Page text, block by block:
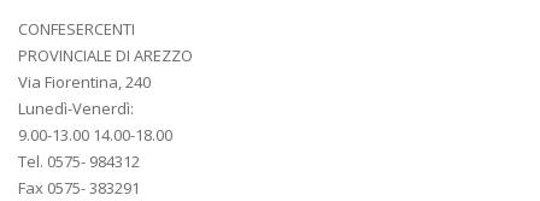
CONFESERCENTI
PROVINCIALE DI AREZZO
Via Fiorentina, 240
Lunedì-Venerdì:
9.00-13.00 14.00-18.00
Tel. 0575- 984312
Fax 0575- 383291